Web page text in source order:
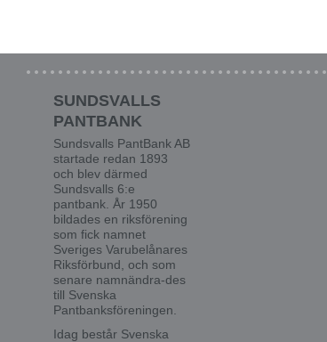
SUNDSVALLS
PANTBANK
Sundsvalls PantBank AB
startade redan 1893
och blev därmed
Sundsvalls 6:e
pantbank. År 1950
bildades en riksförening
som fick namnet
Sveriges Varubelånares
Riksförbund, och som
senare namnändra-des
till Svenska
Pantbanksföreningen.
Idag består Svenska